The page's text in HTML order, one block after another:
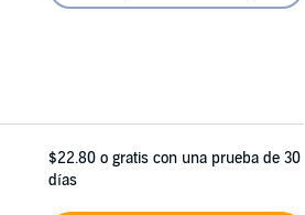
$22.80 o gratis con una prueba de 30
días